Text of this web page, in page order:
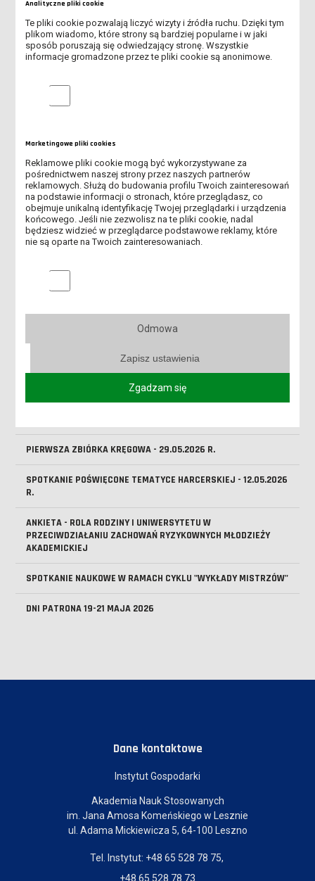
RUSZYŁ II NABÓR NA STUDIA W ANS W LESZNIE!
SPOTKANIE ONLINE DLA KANDYDATÓW NA STUDIA
ZOSTAŃ WOLONTARIUSZEM DKMS PODCZAS FESTIWALU LUFA
SIĘ, JAK PRZEJŚĆ PRZEZ REKRUTACJĘ
TRWA REKRUTACJA NA STUDIA!
OBOWIĄZEK AKTUALIZACJI MLEGITYMACJI
DOFINANSOWANIE NA ZAKUP SPRZĘTU ELEKTRONICZNEGO -
PROGRAM PFRON
REKRUTACJA NA STUDIA ROZPOCZĘTA!
ABSOLUTORIUM - 4 LIPCA 2026 R.
WYKŁADOWCÓW
KOMUNIKAT JM REKTORA WS. DNIA REKTORSKIEGO
WYKŁADOWCA NA MEDAL 2026 - ZNAMY LAUREATÓW VI EDYCJI
PIERWSZA ZBIÓRKA KRĘGOWA - 29.05.2026 R.
SPOTKANIE POŚWIĘCONE TEMATYCE HARCERSKIEJ - 12.05.2026
R.
ANKIETA - ROLA RODZINY I UNIWERSYTETU W
PRZECIWDZIAŁANIU ZACHOWAŃ RYZYKOWNYCH MŁODZIEŻY
AKADEMICKIEJ
SPOTKANIE NAUKOWE W RAMACH CYKLU "WYKŁADY MISTRZÓW"
DNI PATRONA 19-21 MAJA 2026
Dane kontaktowe
Instytut Gospodarki
Akademia Nauk Stosowanych
im. Jana Amosa Komeńskiego w Lesznie
ul. Adama Mickiewicza 5, 64-100 Leszno
Tel. Instytut: +48 65 528 78 75,
+48 65 528 78 73
Analityczne pliki cookie
Te pliki cookie pozwalają liczyć wizyty i źródła ruchu. Dzięki tym
plikom wiadomo, które strony są bardziej popularne i w jaki
sposób poruszają się odwiedzający stronę. Wszystkie
informacje gromadzone przez te pliki cookie są anonimowe.
Analityczne pliki cookie
Marketingowe pliki cookies
Reklamowe pliki cookie mogą być wykorzystywane za
pośrednictwem naszej strony przez naszych partnerów
reklamowych. Służą do budowania profilu Twoich zainteresowań
na podstawie informacji o stronach, które przeglądasz, co
obejmuje unikalną identyfikację Twojej przeglądarki i urządzenia
końcowego. Jeśli nie zezwolisz na te pliki cookie, nadal
będziesz widzieć w przeglądarce podstawowe reklamy, które
nie są oparte na Twoich zainteresowaniach.
Marketingowe pliki cookies
Odmowa
Zapisz ustawienia
Zgadzam się